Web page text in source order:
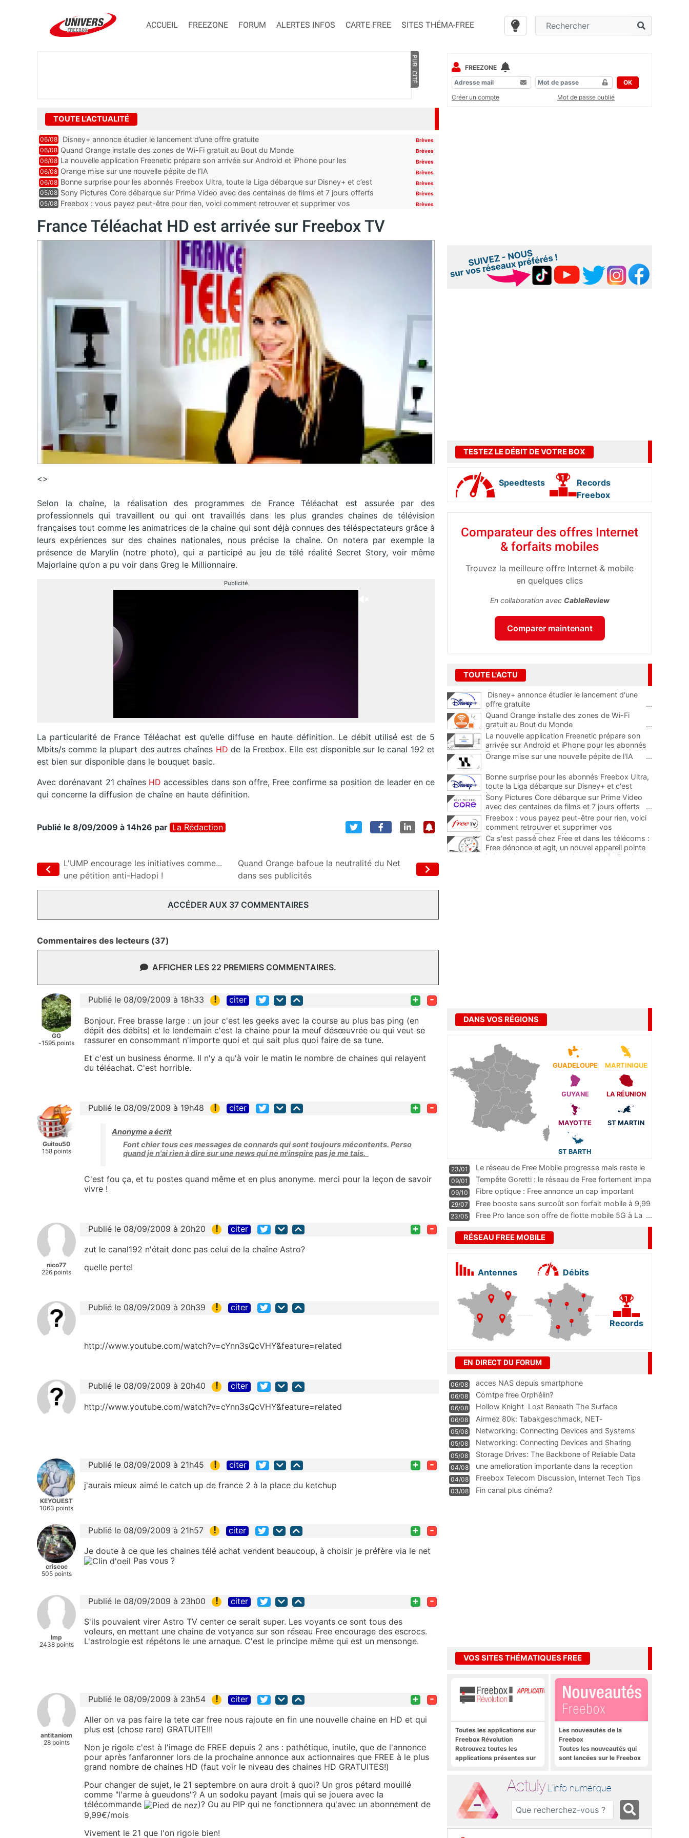
ACCUEIL FREEZONE FORUM ALERTES INFOS CARTE FREE SITES THÉMA-FREE
PUBLICITÉ
TOUTE L'ACTUALITÉ
06/08 Disney+ annonce étudier le lancement d’une offre gratuite Brèves
06/08 Quand Orange installe des zones de Wi-Fi gratuit au Bout du Monde Brèves
06/08 La nouvelle application Freenetic prépare son arrivée sur Android et iPhone pour les
abonnés Freebox, testez la
Brèves
06/08 Orange mise sur une nouvelle pépite de l’IA Brèves
06/08 Bonne surprise pour les abonnés Freebox Ultra, toute la Liga débarque sur Disney+ et c’est
inclus
Brèves
05/08 Sony Pictures Core débarque sur Prime Video avec des centaines de films et 7 jours offerts Brèves
05/08 Freebox : vous payez peut-être pour rien, voici comment retrouver et supprimer vos
Brèves
France Téléachat HD est arrivée sur Freebox TV
<>
Selon la chaîne, la réalisation des programmes de France Téléachat est assurée par des
professionnels qui travaillent ou qui ont travaillés dans les plus grandes chaines de télévision
françaises tout comme les animatrices de la chaine qui sont déjà connues des téléspectateurs grâce à
leurs expériences sur des chaines nationales, nous précise la chaîne. On notera par exemple la
présence de Marylin (notre photo), qui a participé au jeu de télé réalité Secret Story, voir même
Majorlaine qu’on a pu voir dans Greg le Millionnaire.
Publicité
La particularité de France Téléachat est qu’elle diffuse en haute définition. Le débit utilisé est de 5
Mbits/s comme la plupart des autres chaînes HDde la Freebox. Elle est disponible sur le canal 192 et
est bien sur disponible dans le bouquet basic.
Avec dorénavant 21 chaînesHDaccessibles dans son offre, Free confirme sa position de leader en ce
qui concerne la diffusion de chaîne en haute définition.
Publié le 8/09/2009 à 14h26 par La Rédaction
L'UMP encourage les initiatives comme...
une pétition anti-Hadopi !
Quand Orange bafoue la neutralité du Net
dans ses publicités
ACCÉDER AUX 37 COMMENTAIRES
Commentaires des lecteurs (37)
AFFICHER LES 22 PREMIERS COMMENTAIRES.
GG
-1595 points
Publié le 08/09/2009 à 18h33 ! citer + -
Bonjour. Free brasse large : un jour c'est les geeks avec la course au plus bas ping (en
dépit des débits) et le lendemain c'est la chaine pour la meuf désœuvrée ou qui veut se
rassurer en consommant n'importe quoi et qui sait plus quoi faire de sa tune.
Et c'est un business énorme. Il n'y a qu'à voir le matin le nombre de chaines qui relayent
du téléachat. C'est horrible.
Guitou50
158 points
Publié le 08/09/2009 à 19h48 ! citer + -
Anonyme a écrit
Font chier tous ces messages de connards qui sont toujours mécontents. Perso
quand je n'ai rien à dire sur une news qui ne m'inspire pas je me tais.
C'est fou ça, et tu postes quand même et en plus anonyme. merci pour la leçon de savoir
vivre !
nico77
226 points
Publié le 08/09/2009 à 20h20 ! citer + -
zut le canal192 n'était donc pas celui de la chaîne Astro?
quelle perte!
Publié le 08/09/2009 à 20h39 ! citer
http://www.youtube.com/watch?v=cYnn3sQcVHY&feature=related
Publié le 08/09/2009 à 20h40 ! citer
http://www.youtube.com/watch?v=cYnn3sQcVHY&feature=related
KEYOUEST
1063 points
Publié le 08/09/2009 à 21h45 ! citer + -
j'aurais mieux aimé le catch up de france 2 à la place du ketchup
criscoc
505 points
Publié le 08/09/2009 à 21h57 ! citer + -
Je doute à ce que les chaines télé achat vendent beaucoup, à choisir je préfère via le net
Pas vous ?
lmp
2438 points
Publié le 08/09/2009 à 23h00 ! citer + -
S'ils pouvaient virer Astro TV center ce serait super. Les voyants ce sont tous des
voleurs, en mettant une chaine de votyance sur son réseau Free encourage des escrocs.
L'astrologie est répétons le une arnaque. C'est le principe même qui est un mensonge.
antitaniom
28 points
Publié le 08/09/2009 à 23h54 ! citer + -
Aller on va pas faire la tete car free nous rajoute en fin une nouvelle chaine en HD et qui
plus est (chose rare) GRATUITE!!!
Non je rigole c'est à l'image de FREE depuis 2 ans : pathétique, inutile, que de l'annonce
pour après fanfaronner lors de la prochaine annonce aux actionnaires que FREE à le plus
grand nombre de chaines HD (faut voir le niveau des chaines HD GRATUITES!)
Pour changer de sujet, le 21 septembre on aura droit à quoi? Un gros pétard mouillé
comme "l'arme à gueudons"? A un sodoku payant (mais qui se jouera avec la
télécommande
)? Ou au PIP qui ne fonctionnera qu'avec un abonnement de
9,99€/mois
Vivement le 21 que l'on rigole bien!
FREEZONE
OK
Créer un compte
Mot de passe oublié
TESTEZ LE DÉBIT DE VOTRE BOX
Speedtests
Records
Freebox
Comparateur des offres Internet
& forfaits mobiles
Trouvez la meilleure offre Internet & mobile
en quelques clics
En collaboration avec CableReview
Comparer maintenant
TOUTE L'ACTU
Disney+ annonce étudier le lancement d'une
offre gratuite
...
Quand Orange installe des zones de Wi-Fi
gratuit au Bout du Monde
...
La nouvelle application Freenetic prépare son
arrivée sur Android et iPhone pour les abonnés
Freebox, testez la
Orange mise sur une nouvelle pépite de l'IA ...
Bonne surprise pour les abonnés Freebox Ultra,
toute la Liga débarque sur Disney+ et c'est
inclus
Sony Pictures Core débarque sur Prime Video
avec des centaines de films et 7 jours offerts
...
Freebox : vous payez peut-être pour rien, voici
comment retrouver et supprimer vos
abonnements TV oubliés
...
Ca s'est passé chez Free et dans les télécoms :
Free dénonce et agit, un nouvel appareil pointe
le bout de son nez chez des abonnés Freebox...
DANS VOS RÉGIONS
GUADELOUPE MARTINIQUE
GUYANE LA RÉUNION
MAYOTTE ST MARTIN
ST BARTH
23/01
Le réseau de Free Mobile progresse mais reste le
m
...
09/01
Tempête Goretti : le réseau de Free fortement impa
09/10
Fibre optique : Free annonce un cap important
pass
...
29/07
Free booste sans surcoût son forfait mobile à 9,99
23/05 Free Pro lance son offre de flotte mobile 5G à La ...
RÉSEAU FREE MOBILE
Antennes Débits
Records
EN DIRECT DU FORUM
06/08 acces NAS depuis smartphone
06/08 Comtpe free Orphélin?
06/08 Hollow Knight  Lost Beneath The Surface
06/08
Airmez 80k: Tabakgeschmack, NET-
Technologie und Leistung im
05/08 Networking: Connecting Devices and Systems
05/08
Networking: Connecting Devices and Sharing
Information
05/08
Storage Drives: The Backbone of Reliable Data
Management
04/08
une amelioration importante dans la reception
WIFI
04/08
Freebox Telecom Discussion, Internet Tech Tips
Communi
03/08 Fin canal plus cinéma?
VOS SITES THÉMATIQUES FREE
Toutes les applications sur
Freebox Révolution
Retrouvez toutes les
applications présentes sur
Les nouveautés de la
Freebox
Toutes les nouveautés qui
sont lancées sur le Freebox
Actuly L'info numérique